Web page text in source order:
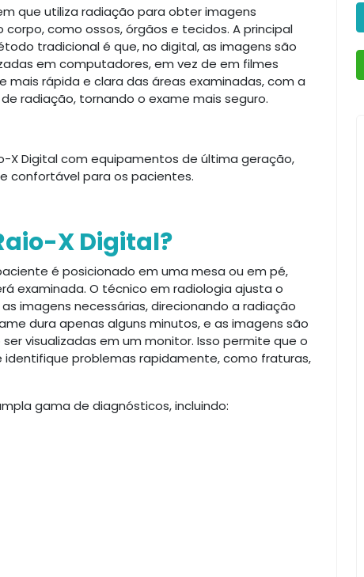
que utiliza radiação para obter imagens
como ossos, órgãos e tecidos. A principal
tradicional é que, no digital, as imagens são
em computadores, em vez de em filmes
mais rápida e clara das áreas examinadas, com a
radiação, tornando o exame mais seguro.
X Digital com equipamentos de última geração,
confortável para os pacientes.
X Digital?
é posicionado em uma mesa ou em pé,
examinada. O técnico em radiologia ajusta o
imagens necessárias, direcionando a radiação
dura apenas alguns minutos, e as imagens são
visualizadas em um monitor. Isso permite que o
problemas rapidamente, como fraturas,
gama de diagnósticos, incluindo: